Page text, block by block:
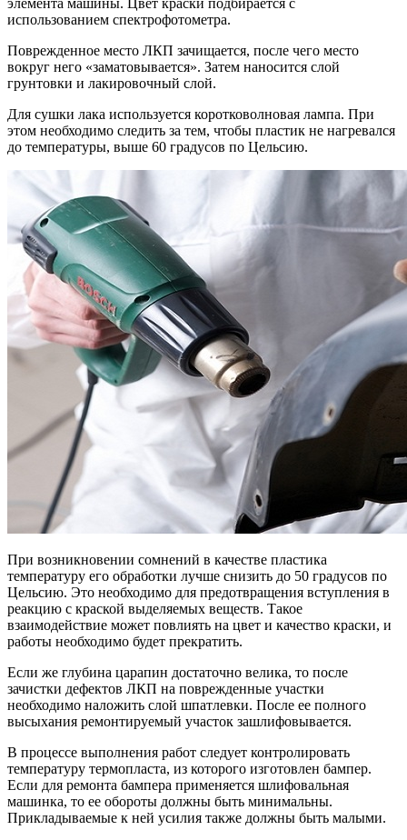
элемента машины. Цвет краски подбирается с
использованием спектрофотометра.
Поврежденное место ЛКП зачищается, после чего место
вокруг него «заматовывается». Затем наносится слой
грунтовки и лакировочный слой.
Для сушки лака используется коротковолновая лампа. При
этом необходимо следить за тем, чтобы пластик не нагревался
до температуры, выше 60 градусов по Цельсию.
При возникновении сомнений в качестве пластика
температуру его обработки лучше снизить до 50 градусов по
Цельсию. Это необходимо для предотвращения вступления в
реакцию с краской выделяемых веществ. Такое
взаимодействие может повлиять на цвет и качество краски, и
работы необходимо будет прекратить.
Если же глубина царапин достаточно велика, то после
зачистки дефектов ЛКП на поврежденные участки
необходимо наложить слой шпатлевки. После ее полного
высыхания ремонтируемый участок зашлифовывается.
В процессе выполнения работ следует контролировать
температуру термопласта, из которого изготовлен бампер.
Если для ремонта бампера применяется шлифовальная
машинка, то ее обороты должны быть минимальны.
Прикладываемые к ней усилия также должны быть малыми.